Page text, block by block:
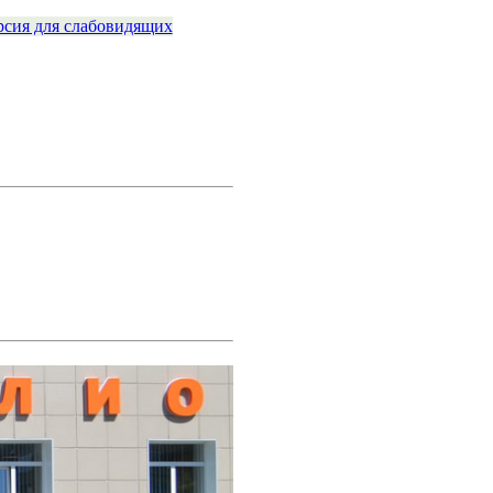
для слабовидящих